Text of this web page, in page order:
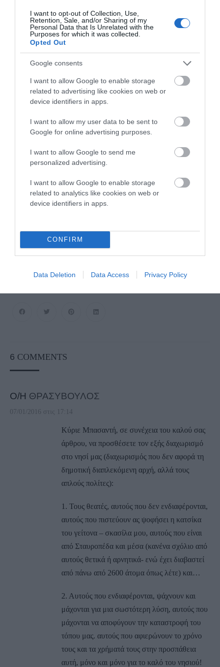
I want to opt-out of Collection, Use,
Retention, Sale, and/or Sharing of my
Personal Data that Is Unrelated with the
Purposes for which it was collected.
Opted Out
Google consents
I want to allow Google to enable storage
related to advertising like cookies on web or
device identifiers in apps.
I want to allow my user data to be sent to
Google for online advertising purposes.
I want to allow Google to send me
personalized advertising.
I want to allow Google to enable storage
related to analytics like cookies on web or
device identifiers in apps.
CONFIRM
Data Deletion Data Access Privacy Policy
είναι, προσθέστε και όσους φίλους σας ακολουθούν
τυφλά και χωρίς ερωτήσεις!!!
Φίλοι μου ότι και να πιστεύετε… πίστεψτε στις
δυνατότητες μας! Είναι τόσες οι διαιρέσεις μας όσες τ’
άστρα. Και αυξάνονται όσο λιγοστεύουμε, καθώς
αυξάνει η στενομυαλιά μας! Ή, επί το «βέρο»
ανδριακότερο: η ζαβάδα μας…
Καλημέρα Άνδρος!Καλή χρονιά σε όλους!!!
πρωτοχρονιάτικο λαϊκό έντυπο που προέβλεπε το
μέλλον και ερμήνευε τα όνειρα, ενίοτε έκανε και
6 COMMENTS
Ο/Η ΘΡΑΣΥΒΟΥΛΟΣ
07/01/2016 στις 17:14
Κύριε Μπασαντή, σε συνέχεια του καλού σας
άρθρου, να προσθέσετε τον εξής διαχωρισμό
στο νησί μας (διαχωρισμός που δεν αφορά τη
δημοτική διαπλεκόμενη αρχή, αλλά τους
απλούς πολίτες):
1. Τους θεατές, αυτούς που δεν ενδιαφέρονται,
αυτούς που πιστεύουν ας ψοφήσει η κατσίκα
του γείτονα – σκασίλα μου, αυτούς που είναι
από Σταυροπέδα και μέσα (κανένα σχόλιο από
αυτούς θετικά ή αρνητικά- ενώ έχει διαβαστεί
από πάνω από 2600 άτομα όπως λέτε) και…
2. Αυτούς που ενδιαφέρονται, ψάχνουν και
μάχονται για μια σωστότερη λύση, αυτούς που
μάχονται να αποφύγουν την καταστροφή του
τόπου μας. αυτούς που αφιερώνουν το χρόνο
τους και τα χρήματά τους στην προσπάθεια
αυτή, μόνο και μόνο για το καλό του νησιού!